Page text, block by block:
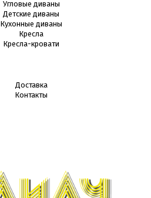
Угловые диваны
Детские диваны
Кухонные диваны
Кресла
Кресла-кровати
Доставка
Контакты